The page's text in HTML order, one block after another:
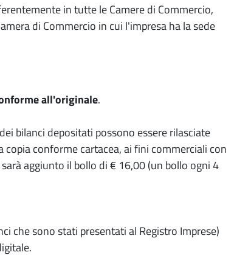
in tutte le Camere di Commercio,
di Commercio in cui l'impresa ha la sede
all'originale.
bilanci depositati possono essere rilasciate
conforme cartacea, ai fini commerciali con
aggiunto il bollo di € 16,00 (un bollo ogni 4
che sono stati presentati al Registro Imprese)